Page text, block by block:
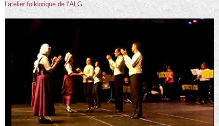
l’atelier folklorique de l’ALG.